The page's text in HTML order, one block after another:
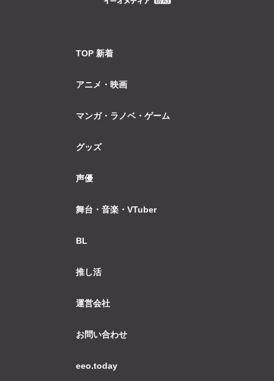
TOP 新着
アニメ・映画
マンガ・ラノベ・ゲーム
グッズ
声優
舞台・音楽・VTuber
BL
推し活
運営会社
お問い合わせ
eeo.today